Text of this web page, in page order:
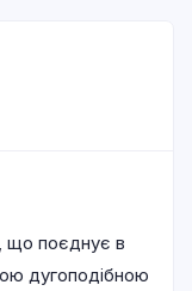
що поєднує в
дугоподібною